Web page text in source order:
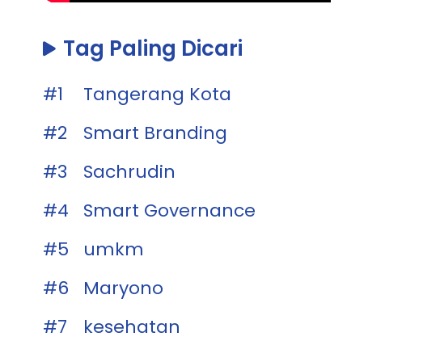
Tag Paling Dicari
#1
Tangerang Kota
#2
Smart Branding
#3
Sachrudin
#4
Smart Governance
#5
umkm
#6
Maryono
#7
kesehatan